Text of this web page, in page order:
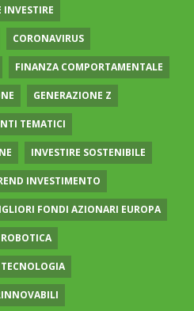
INVESTIRE
CORONAVIRUS
FINANZA COMPORTAMENTALE
GENERAZIONE Z
TEMATICI
INVESTIRE SOSTENIBILE
INVESTIMENTO
FONDI AZIONARI EUROPA